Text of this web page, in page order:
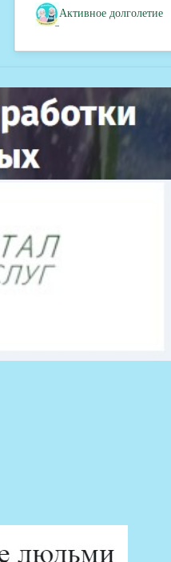
Активное долголетие